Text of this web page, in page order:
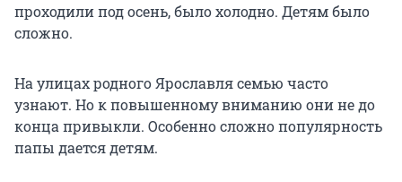
проходили под осень, было холодно. Детям было
сложно.
На улицах родного Ярославля семью часто
узнают. Но к повышенному вниманию они не до
конца привыкли. Особенно сложно популярность
папы дается детям.